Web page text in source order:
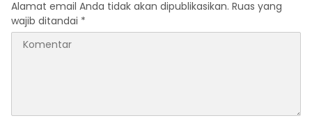
Alamat email Anda tidak akan dipublikasikan. Ruas yang
wajib ditandai *